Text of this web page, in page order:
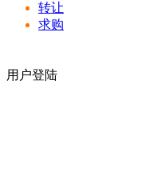
转让
求购
用户登陆